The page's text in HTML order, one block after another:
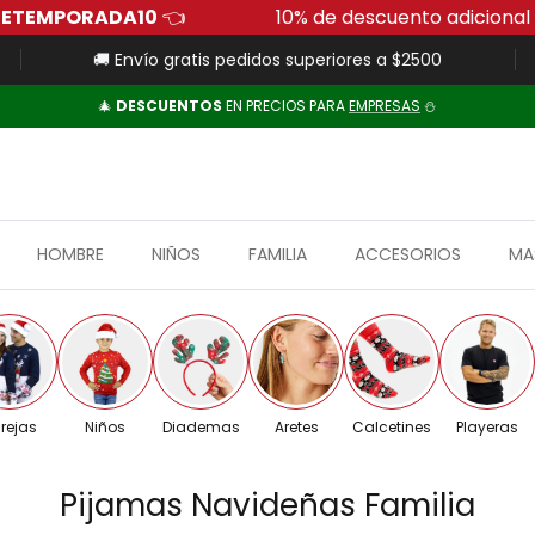
FUERADETEMPORADA10 10% de
🚚 Envío gratis pedidos superiores a $2500
🎄 DESCUENTOS EN PRECIOS PARAEMPRESAS ⛄
HOMBRE NIÑOS FAMILIA ACCESORIOS
Niños Diademas Aretes Calcetines Playeras
Pijamas Navideñas Familia